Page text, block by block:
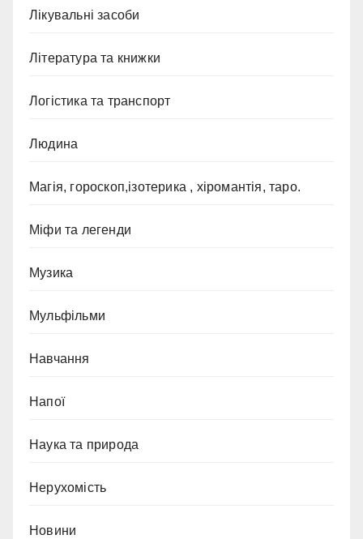
Лікувальні засоби
Література та книжки
Логістика та транспорт
Людина
Магія, гороскоп,ізотерика , хіромантія, таро.
Міфи та легенди
Музика
Мульфільми
Навчання
Напої
Наука та природа
Нерухомість
Новини